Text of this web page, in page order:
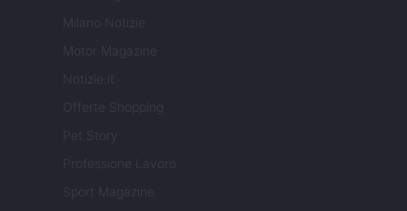
Milano Notizie
Motor Magazine
Notizie.it
Offerte Shopping
Pet Story
Professione Lavoro
Sport Magazine